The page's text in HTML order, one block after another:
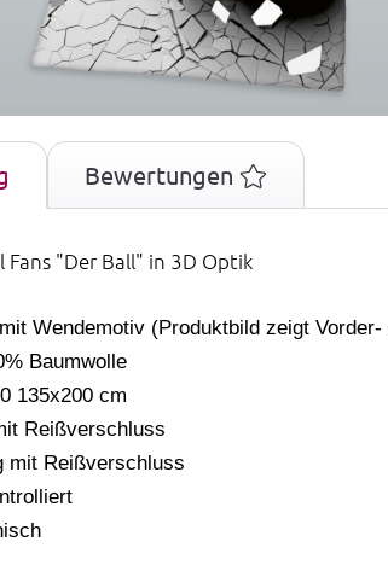
Bewertungen
Fans "Der Ball" in 3D Optik
Wendemotiv (Produktbild zeigt
Baumwolle
135x200 cm
Reißverschluss
mit Reißverschluss